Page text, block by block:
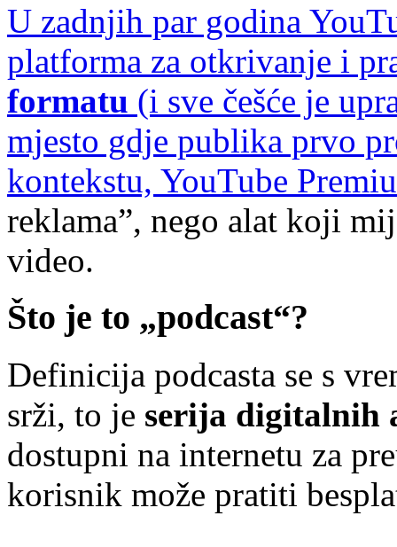
U zadnjih par godina
platforma za otkrivanje i
formatu (i sve češće je
mjesto gdje publika prvo
kontekstu, YouTube
reklama”, nego alat koji
video.
Što je to „podcast“?
Definicija podcasta se s
srži, to je serija digitalnih
dostupni na internetu za
korisnik može pratiti